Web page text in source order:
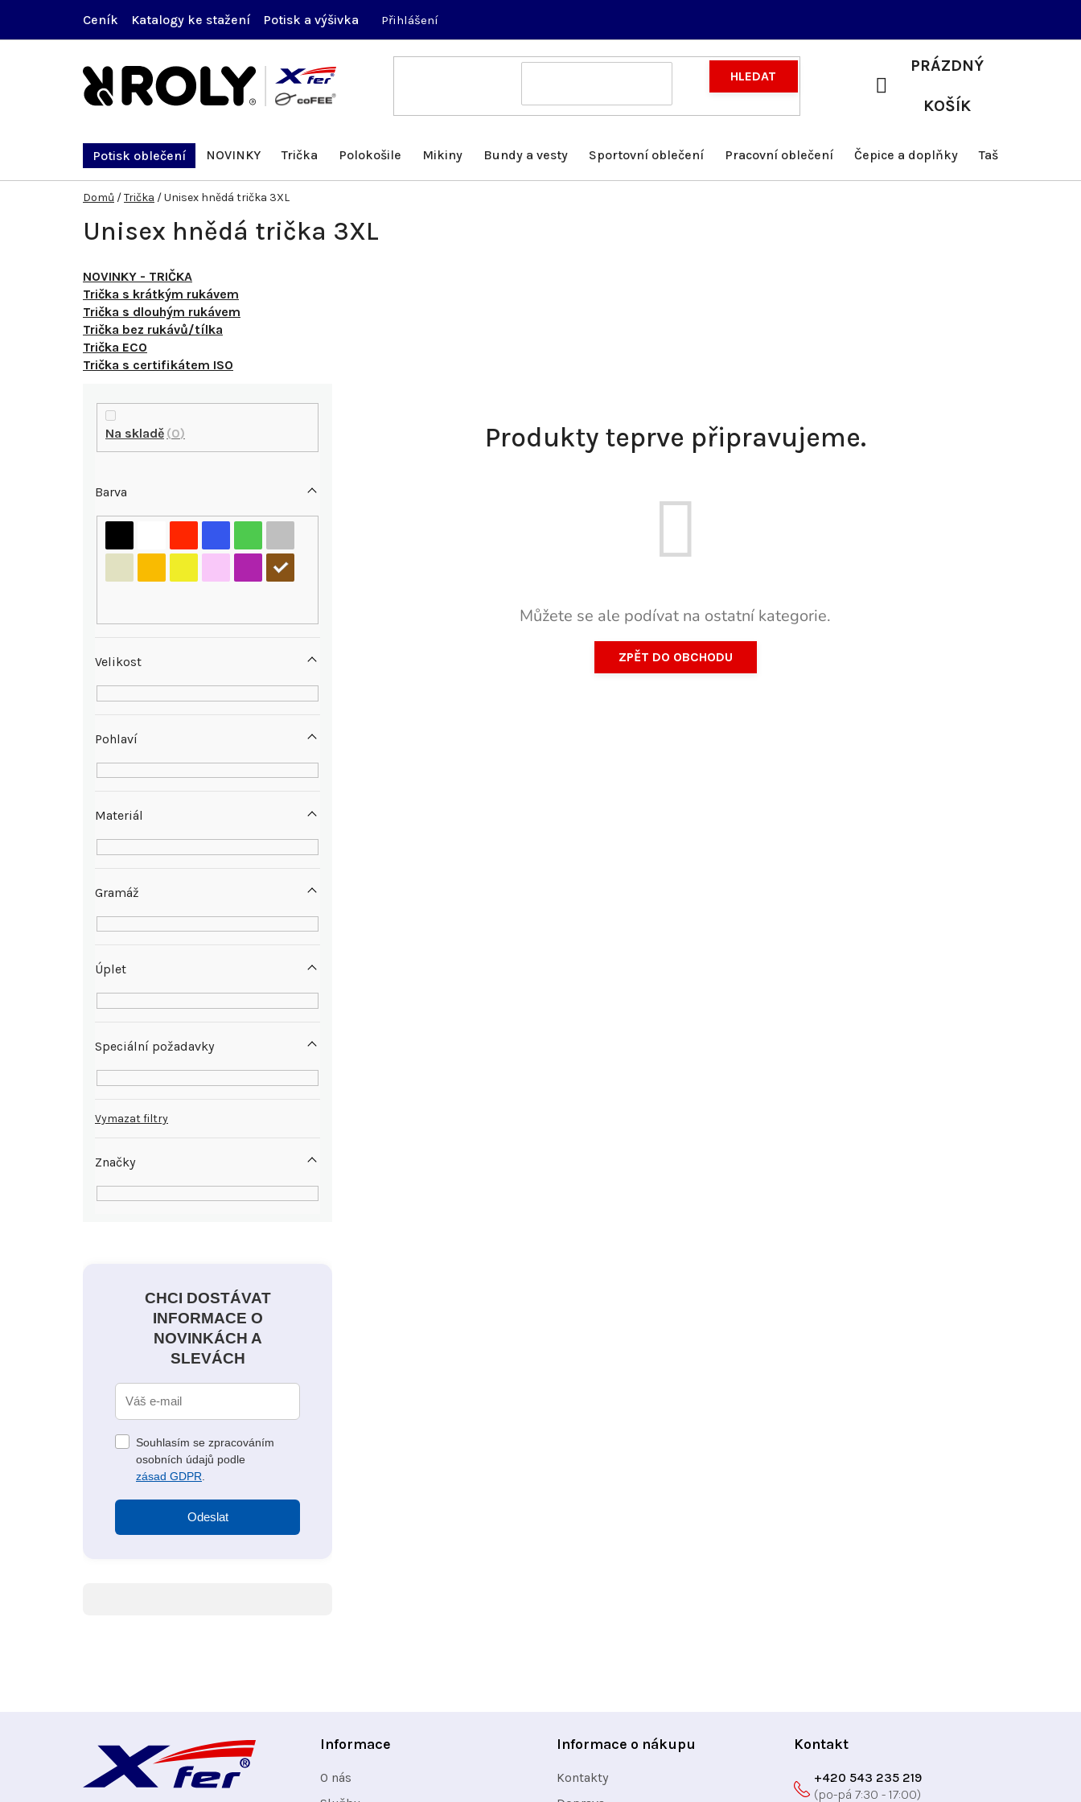
obsah
Ceník Katalogy ke stažení Potisk a výšivka Přihlášení
HLEDAT
NÁKUPNÍ
PRÁZDNÝ
KOŠÍK
Potisk oblečení NOVINKY Trička Polokošile Mikiny Bundy a vesty Sportovní oblečení Pracovní oblečení Čepice a doplňky Tašky a batohy
Domů /Trička /Unisex hnědá trička 3XL
Unisex hnědá trička 3XL
NOVINKY - TRIČKA
Trička s krátkým rukávem
Trička s dlouhým rukávem
Trička bez rukávů/tílka
Trička ECO
Trička s certifikátem ISO
P
n
n
p
a
n
Na skladě 0
Značky
Velikost
Barva
Pohlaví
Materiál
Gramáž
Úplet
Speciální požadavky
Vymazat filtry
CHCI DOSTÁVAT
INFORMACE O
NOVINKÁCH A
SLEVÁCH
Souhlasím se zpracováním
osobních údajů podle
zásad GDPR
Odeslat
Produkty teprve připravujeme.
Můžete se ale podívat na ostatní kategorie.
ZPĚT DO OBCHODU
Informace
O nás
Informace o nákupu
Kontakty
Kontakt
+420 543 235 219